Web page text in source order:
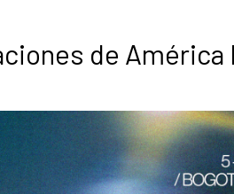
de América